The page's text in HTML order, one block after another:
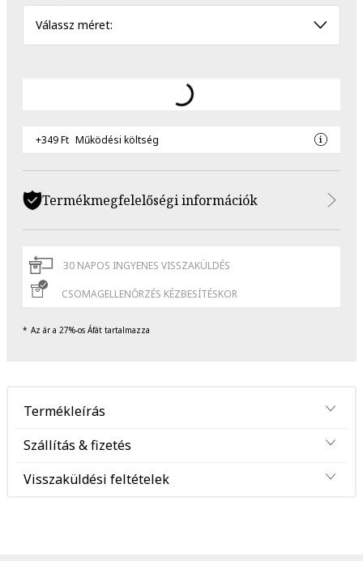
Válassz méret:
+349 Ft Működési költség
Termékmegfelelőségi információk
30 NAPOS INGYENES VISSZAKÜLDÉS
CSOMAGELLENŐRZÉS KÉZBESÍTÉSKOR
Az ár a 27%-os Áfát tartalmazza
Termékleírás
Szállítás & fizetés
Visszaküldési feltételek